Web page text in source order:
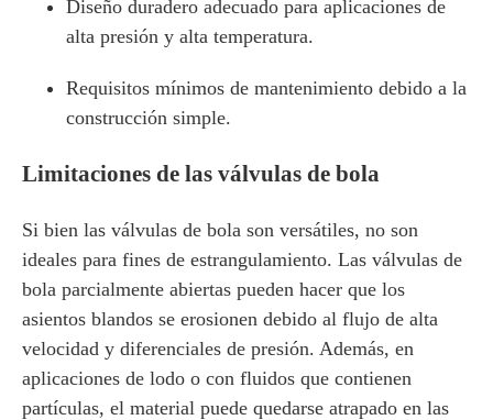
Diseño duradero adecuado para aplicaciones de
alta presión y alta temperatura.
Requisitos mínimos de mantenimiento debido a la
construcción simple.
Limitaciones de las válvulas de bola
Si bien las válvulas de bola son versátiles, no son
ideales para fines de estrangulamiento. Las válvulas de
bola parcialmente abiertas pueden hacer que los
asientos blandos se erosionen debido al flujo de alta
velocidad y diferenciales de presión. Además, en
aplicaciones de lodo o con fluidos que contienen
partículas, el material puede quedarse atrapado en las